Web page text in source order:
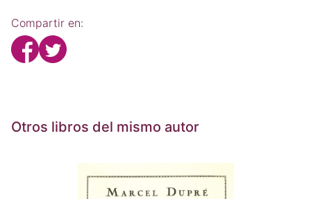
Compartir en:
Otros libros del mismo autor